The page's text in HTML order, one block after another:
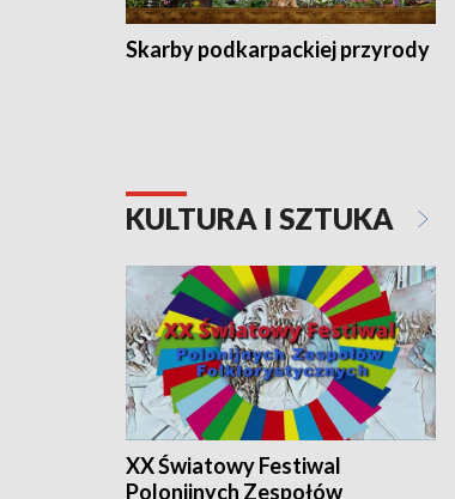
Skarby podkarpackiej przyrody
KULTURA I SZTUKA
XX Światowy Festiwal
Polonijnych Zespołów